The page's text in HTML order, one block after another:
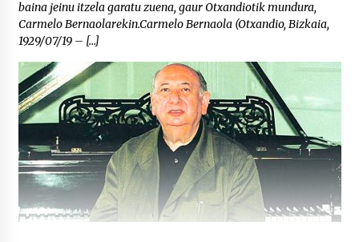
baina jeinu itzela garatu zuena, gaur Otxandiotik mundura,
Carmelo Bernaolarekin.Carmelo Bernaola (Otxandio, Bizkaia,
1929/07/19 – […]